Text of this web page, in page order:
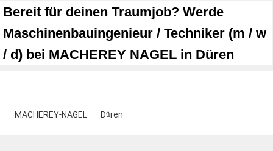
Bereit für deinen Traumjob? Werde
Maschinenbauingenieur / Techniker (m / w
/ d) bei MACHEREY NAGEL in Düren
MACHEREY-NAGEL Düren